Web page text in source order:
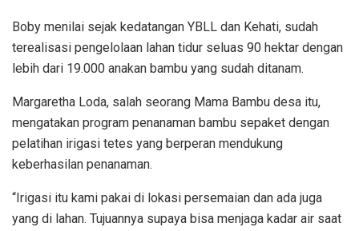
Boby menilai sejak kedatangan YBLL dan Kehati, sudah
terealisasi pengelolaan lahan tidur seluas 90 hektar dengan
lebih dari 19.000 anakan bambu yang sudah ditanam.
Margaretha Loda, salah seorang Mama Bambu desa itu,
mengatakan program penanaman bambu sepaket dengan
pelatihan irigasi tetes yang berperan mendukung
keberhasilan penanaman.
“Irigasi itu kami pakai di lokasi persemaian dan ada juga
yang di lahan. Tujuannya supaya bisa menjaga kadar air saat